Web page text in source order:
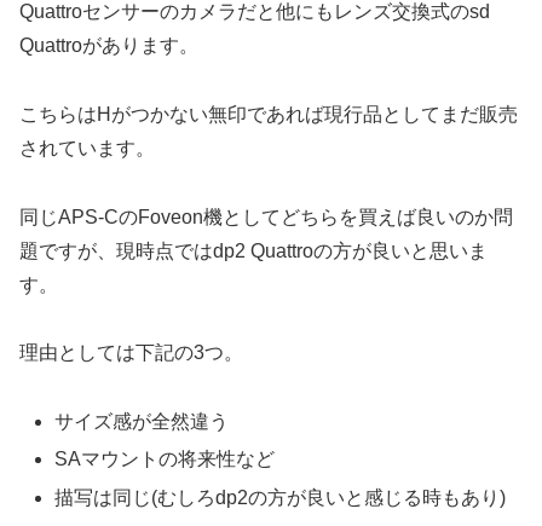
Quattroセンサーのカメラだと他にもレンズ交換式のsd
Quattroがあります。
こちらはHがつかない無印であれば現行品としてまだ販売
されています。
同じAPS-CのFoveon機としてどちらを買えば良いのか問
題ですが、現時点ではdp2 Quattroの方が良いと思いま
す。
理由としては下記の3つ。
サイズ感が全然違う
SAマウントの将来性など
描写は同じ(むしろdp2の方が良いと感じる時もあり)